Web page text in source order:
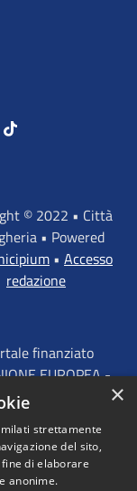
Tiktok
© 2022 • Città
• Powered
• Accesso
redazione
finanziato
EUROPEA -
STRUTTURALI
- Programma
FESR Sicilia
- 2020 Agenda
×
strettamente
del sito,
di elaborare
anonime.